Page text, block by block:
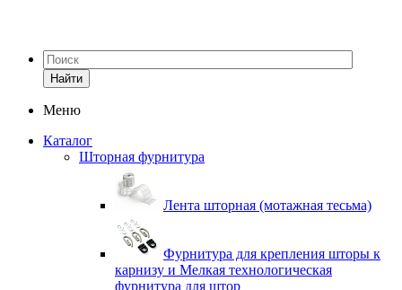
Найти
Меню
Каталог
Шторная фурнитура
Лента шторная (мотажная тесьма)
Фурнитура для крепления шторы к
карнизу и Мелкая технологическая
фурнитура для штор